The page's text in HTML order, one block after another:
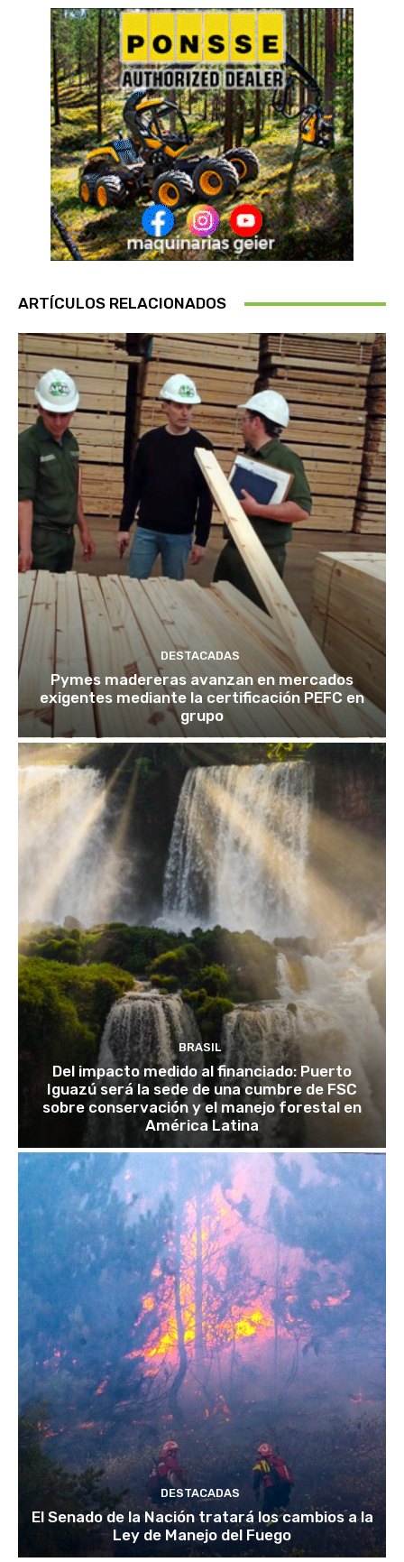
ARTÍCULOS RELACIONADOS
DESTACADAS
Pymes madereras avanzan en mercados
exigentes mediante la certificación PEFC en
grupo
BRASIL
Del impacto medido al financiado: Puerto
Iguazú será la sede de una cumbre de FSC
sobre conservación y el manejo forestal en
América Latina
DESTACADAS
El Senado de la Nación tratará los cambios a la
Ley de Manejo del Fuego